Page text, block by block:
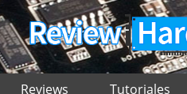
Reviews Tutoriales